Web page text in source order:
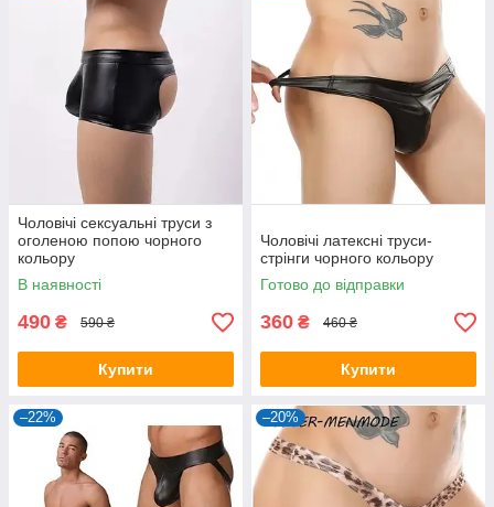
Чоловічі сексуальні труси з
оголеною попою чорного
кольору
В наявності
490 ₴ 590 ₴
Купити
Чоловічі латексні труси-
стрінги чорного кольору
Готово до відправки
360 ₴ 460 ₴
Купити
–22% –20%